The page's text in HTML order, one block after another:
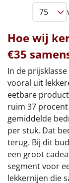
Alle thema's
Artikel
Hitster NIEUW
Pizzarette
Tas
Wake up light
Borrelplank
Hoe wij
€35
In de
vooral uit
eetbare
ruim 37
gemiddelde
per stuk. Dat
terug. Bij dit
een groot
segment voor
lekkernijen die